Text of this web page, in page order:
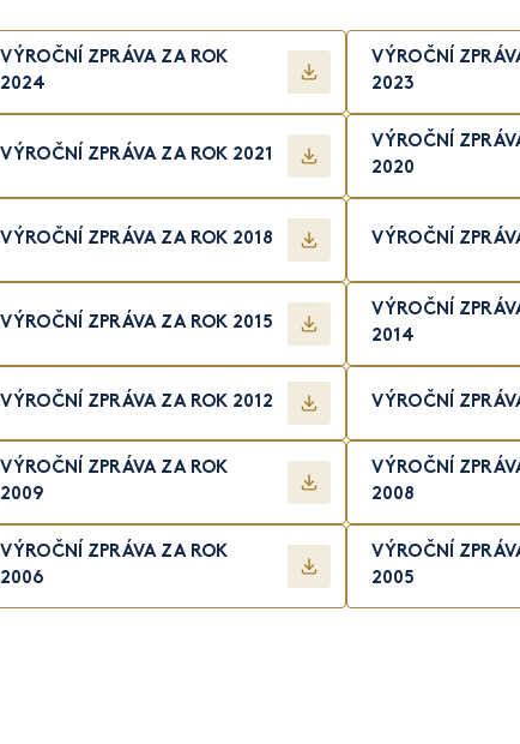
VÝROČNÍ ZPRÁVA ZA ROK
2024
VÝROČNÍ
2023
VÝROČNÍ ZPRÁVA ZA ROK 2021
VÝROČNÍ
2020
VÝROČNÍ ZPRÁVA ZA ROK 2018 VÝROČNÍ
VÝROČNÍ ZPRÁVA ZA ROK 2015
VÝROČNÍ
2014
VÝROČNÍ ZPRÁVA ZA ROK 2012 VÝROČNÍ
VÝROČNÍ ZPRÁVA ZA ROK
2009
VÝROČNÍ
2008
VÝROČNÍ ZPRÁVA ZA ROK
2006
VÝROČNÍ
2005